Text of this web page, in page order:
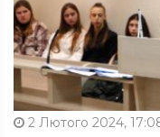
2 Лютого 2024,